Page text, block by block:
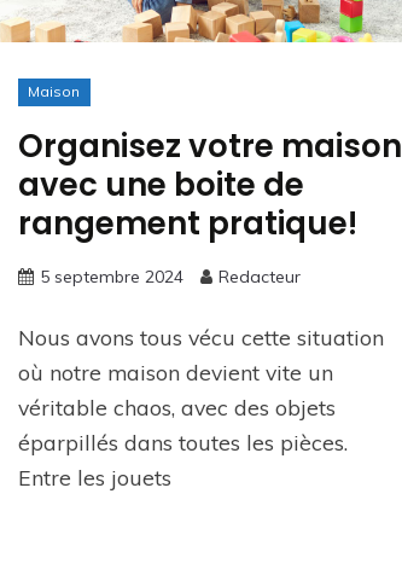
Maison
Organisez votre maison
avec une boite de
rangement pratique!
5 septembre 2024 Redacteur
Nous avons tous vécu cette situation
où notre maison devient vite un
véritable chaos, avec des objets
éparpillés dans toutes les pièces.
Entre les jouets